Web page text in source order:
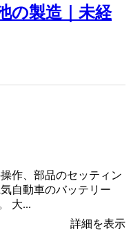
の製造｜未経
作、部品のセッティン
自動車のバッテリー
大...
詳細を表示